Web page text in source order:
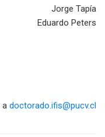
Jorge Tapía
Eduardo Peters
a doctorado.ifis@pucv.cl